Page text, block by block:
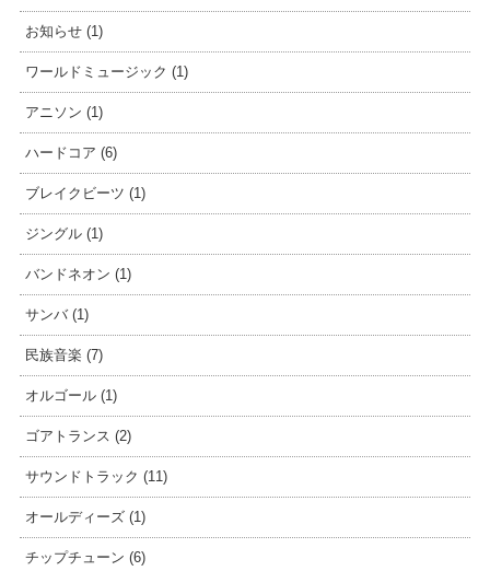
お知らせ (1)
ワールドミュージック (1)
アニソン (1)
ハードコア (6)
ブレイクビーツ (1)
ジングル (1)
バンドネオン (1)
サンバ (1)
民族音楽 (7)
オルゴール (1)
ゴアトランス (2)
サウンドトラック (11)
オールディーズ (1)
チップチューン (6)